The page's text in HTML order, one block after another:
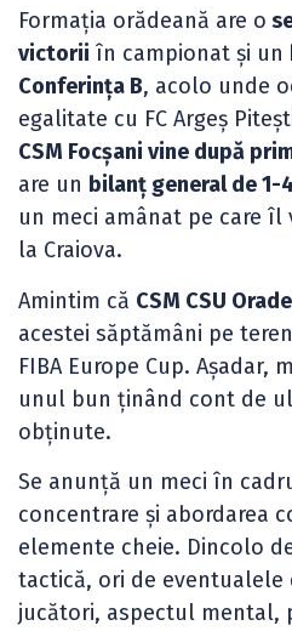
Formația orădeană are o
victorii în campionat și un
Conferința B, acolo unde
egalitate cu FC Argeș
CSM Focșani vine după
are un bilanț general de 1-4
un meci amânat pe care îl
la Craiova.
Amintim că CSM CSU
acestei săptămâni pe
FIBA Europe Cup. Așadar,
unul bun ținând cont de
obținute.
Se anunță un meci în
concentrare și abordarea
elemente cheie. Dincolo
tactică, ori de
jucători, aspectul mental,